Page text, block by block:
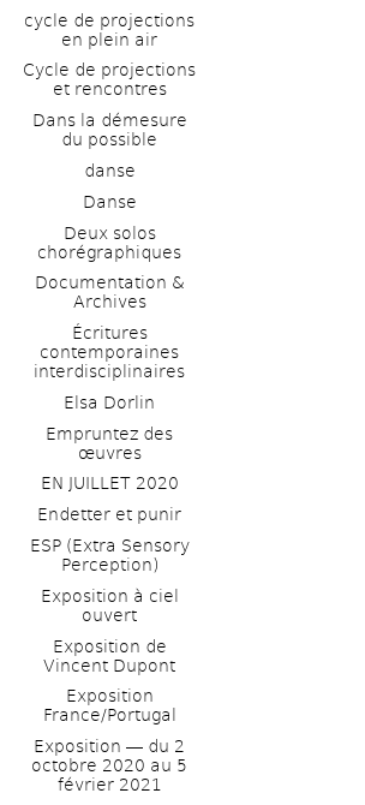
cycle de projections
en plein air
Cycle de projections
et rencontres
Dans la démesure
du possible
danse
Danse
Deux solos
chorégraphiques
Documentation &
Archives
Écritures
contemporaines
interdisciplinaires
Elsa Dorlin
Empruntez des
œuvres
EN JUILLET 2020
Endetter et punir
ESP (Extra Sensory
Perception)
Exposition à ciel
ouvert
Exposition de
Vincent Dupont
Exposition
France/Portugal
Exposition ― du 2
octobre 2020 au 5
février 2021